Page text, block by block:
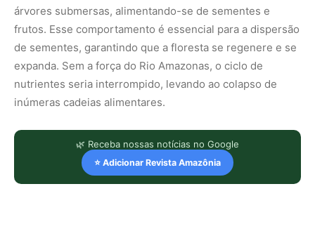
árvores submersas, alimentando-se de sementes e
frutos. Esse comportamento é essencial para a dispersão
de sementes, garantindo que a floresta se regenere e se
expanda. Sem a força do Rio Amazonas, o ciclo de
nutrientes seria interrompido, levando ao colapso de
inúmeras cadeias alimentares.
🌿 Receba nossas notícias no Google
⭐ Adicionar Revista Amazônia